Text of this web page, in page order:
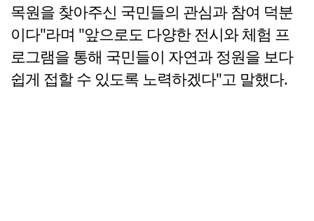
목원을 찾아주신 국민들의 관심과 참여 덕분
이다"라며 "앞으로도 다양한 전시와 체험 프
로그램을 통해 국민들이 자연과 정원을 보다
쉽게 접할 수 있도록 노력하겠다"고 말했다.